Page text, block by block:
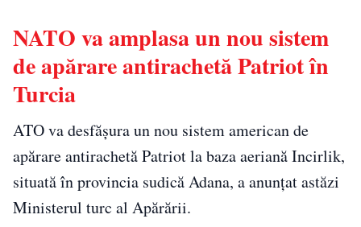
NATO va amplasa un nou sistem
de apărare antirachetă Patriot în
Turcia
ATO va desfășura un nou sistem american de
apărare antirachetă Patriot la baza aeriană Incirlik,
situată în provincia sudică Adana, a anunțat astăzi
Ministerul turc al Apărării.